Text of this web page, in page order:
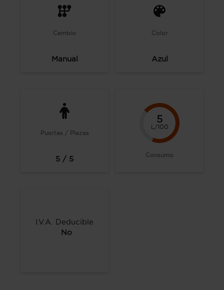
Cambio
Manual
Color
Azul
Puertas / Plazas
5 / 5
5
L/100
Consumo
I.V.A. Deducible
No